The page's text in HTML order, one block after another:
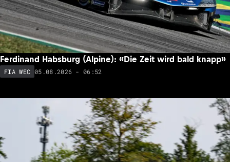
Ferdinand Habsburg (Alpine): «Die Zeit wird bald knapp»
FIA WEC 05.08.2026 - 06:52